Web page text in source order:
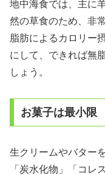
地中海食では、主に
然の草食のため、非
脂肪によるカロリー
にして、できれば無
しょう。
お菓子は最小限
生クリームやバター
「炭水化物」「コレ